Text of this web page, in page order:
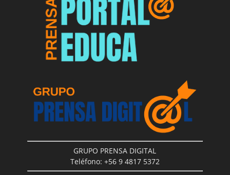
GRUPO PRENSA DIGITAL
Teléfono: +56 9 4817 5372